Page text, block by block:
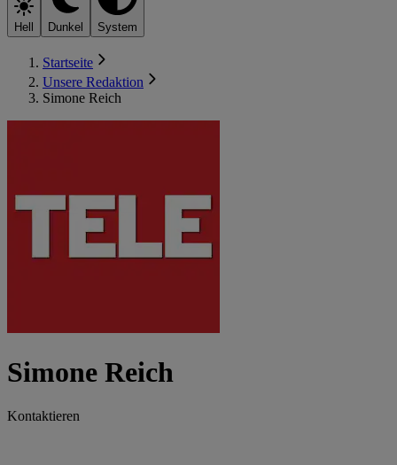
Hell Dunkel System
Startseite
Unsere Redaktion
Simone Reich
Simone Reich
Kontaktieren